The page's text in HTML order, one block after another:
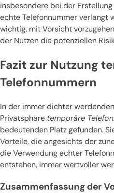
insbesondere bei der
echte Telefonnummer verlangt
wichtig, mit Vorsicht
der Nutzen die potenziellen
Fazit zur Nutzung
Telefonnummern
In der immer dichter
Privatsphäre temporäre
bedeutenden Platz gefunden.
Vorteile, die angesichts der
die Verwendung echter
entstehen, immer wertvoller
Zusammenfassung der